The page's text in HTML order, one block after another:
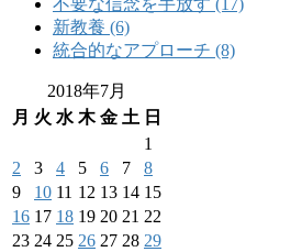
不要な信念を手放す (17)
新教養 (6)
統合的なアプローチ (8)
2018年7月
月 火 水 木 金 土 日
1
2
3 4 5 6 7
8
9
10 11 12 13 14 15
16 17 18 19 20 21 22
23 24 25 26 27 28 29